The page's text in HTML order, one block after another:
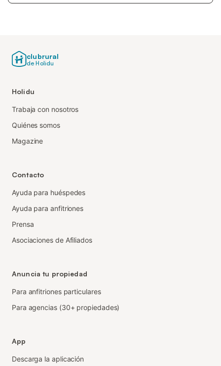
clubrural
de Holidu
Holidu
Trabaja con nosotros
Quiénes somos
Magazine
Contacto
Ayuda para huéspedes
Ayuda para anfitriones
Prensa
Asociaciones de Afiliados
Anuncia tu propiedad
Para anfitriones particulares
Para agencias (30+ propiedades)
App
Descarga la aplicación